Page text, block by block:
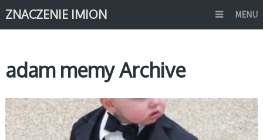
ZNACZENIE IMION MENU
adam memy Archive
MEMY IMIONA